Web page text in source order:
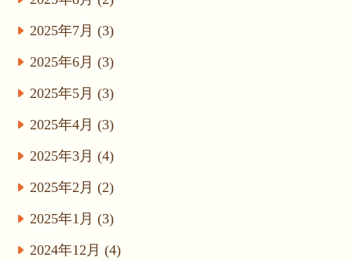
2025年7月 (3)
2025年6月 (3)
2025年5月 (3)
2025年4月 (3)
2025年3月 (4)
2025年2月 (2)
2025年1月 (3)
2024年12月 (4)